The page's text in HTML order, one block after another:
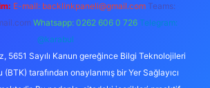
E-mail: backlinkpaneli@gmail.com Teams:
Whatsapp: 0262 606 0 726 Telegram:
@karabul
5651 Sayılı Kanun gereğince Bilgi Teknolojileri
tarafından onaylanmış bir Yer Sağlayıcı